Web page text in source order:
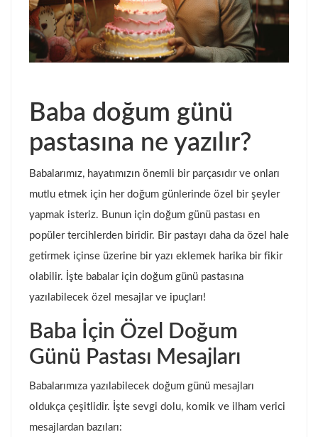
Baba doğum günü
pastasına ne yazılır?
Babalarımız, hayatımızın önemli bir parçasıdır ve onları
mutlu etmek için her doğum günlerinde özel bir şeyler
yapmak isteriz. Bunun için doğum günü pastası en
popüler tercihlerden biridir. Bir pastayı daha da özel hale
getirmek içinse üzerine bir yazı eklemek harika bir fikir
olabilir. İşte babalar için doğum günü pastasına
yazılabilecek özel mesajlar ve ipuçları!
Baba İçin Özel Doğum
Günü Pastası Mesajları
Babalarımıza yazılabilecek doğum günü mesajları
oldukça çeşitlidir. İşte sevgi dolu, komik ve ilham verici
mesajlardan bazıları: